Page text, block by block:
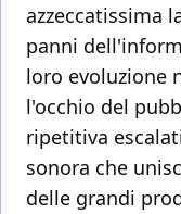
azzeccatissima
panni
loro evoluzione
l'occhio del
ripetitiva
sonora che
delle grandi